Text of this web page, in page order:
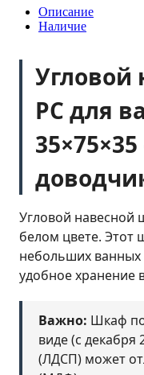
Описание
Наличие
Угловой
РС для
Угловой навесной
белом цвете. Этот
небольших ванных
удобное хранение
Важно: Шкаф
виде (с декабря
(ЛДСП) может